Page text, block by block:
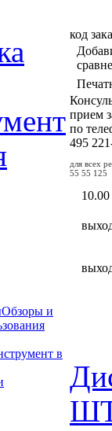
Обзоры и
в
код
прием
по
495
для всех
55 55 125